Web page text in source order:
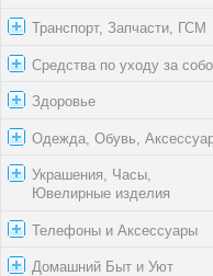
Транспорт, Запчасти, ГСМ
Средства по уходу за
Здоровье
Одежда, Обувь,
Украшения, Часы,
Ювелирные изделия
Телефоны и Аксессуары
Домашний Быт и Уют